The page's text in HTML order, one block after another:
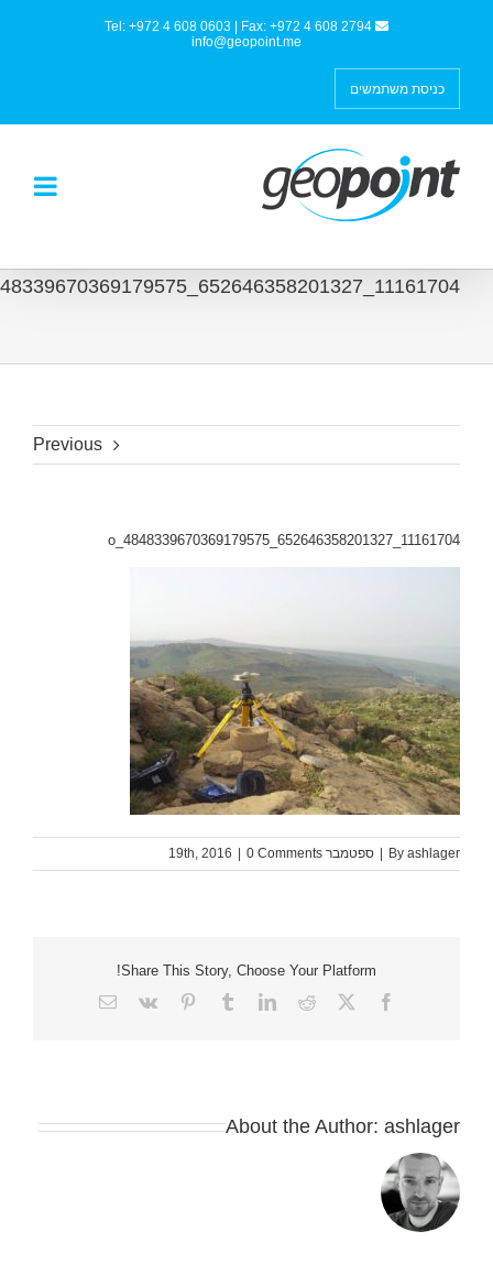
Tel: +972 4 608 0603 | Fax: +972 4 608 2794
info@geopoint.me
כניסת משתמשים
Previous
By
| ספטמבר 19th, 2016 | 0 Comments
Share This Story, Choose Your Platform!
Facebook
X
Reddit
LinkedIn
Tumblr
Pinterest
Vk
Email
About the Author: